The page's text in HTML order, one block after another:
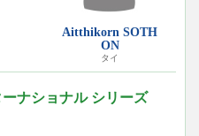
Aitthikorn SOTH
ON
タイ
ナショナル シリーズ